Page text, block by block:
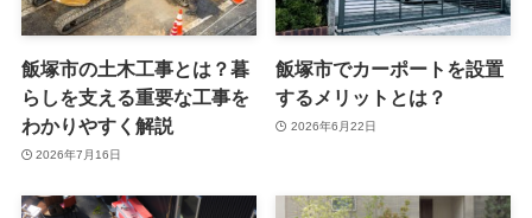
飯塚市の土木工事とは？暮
らしを支える重要な工事を
わかりやすく解説
2026年7月16日
飯塚市でカーポートを設置
するメリットとは？
2026年6月22日